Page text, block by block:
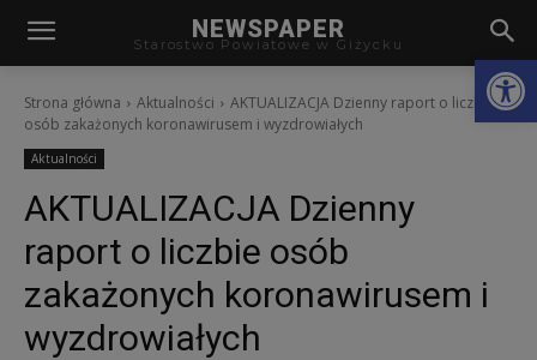
NEWSPAPER
Starostwo Powiatowe w Giżycku
Strona główna Aktualności
AKTUALIZACJA Dzienny raport o liczbie
osób zakażonych koronawirusem i wyzdrowiałych
Aktualności
AKTUALIZACJA Dzienny
raport o liczbie osób
zakażonych koronawirusem i
wyzdrowiałych